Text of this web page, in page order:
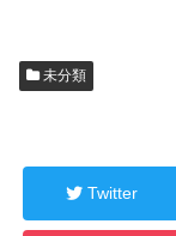
未分類
Twitter